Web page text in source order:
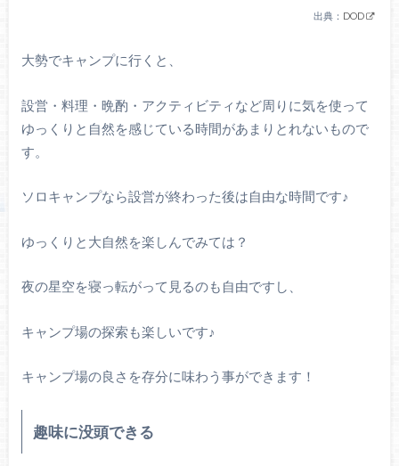
出典： DOD
大勢でキャンプに行くと、
設営・料理・晩酌・アクティビティなど周りに気を使って
ゆっくりと自然を感じている時間があまりとれないもので
す。
ソロキャンプなら設営が終わった後は自由な時間です♪
ゆっくりと大自然を楽しんでみては？
夜の星空を寝っ転がって見るのも自由ですし、
キャンプ場の探索も楽しいです♪
キャンプ場の良さを存分に味わう事ができます！
趣味に没頭できる